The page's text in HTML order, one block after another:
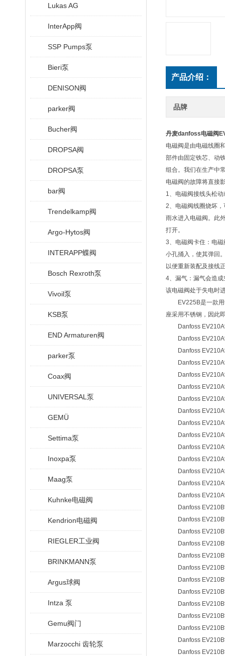
Lukas AG
InterApp阀
SSP Pumps泵
Bieri泵
DENISON阀
parker阀
Bucher阀
DROPSA阀
DROPSA泵
bar阀
Trendelkamp阀
Argo-Hytos阀
INTERAPP蝶阀
Bosch Rexroth泵
Vivoil泵
KSB泵
END Armaturen阀
parker泵
Coax阀
UNIVERSAL泵
GEMÜ
Settima泵
Inoxpa泵
Maag泵
Kuhnke电磁阀
Kendrion电磁阀
RIEGLER工业阀
BRINKMANN泵
Argus球阀
Intza 泵
Gemu阀门
Marzocchi 齿轮泵
产品介绍：
品牌
丹麦danfoss电磁阀
电磁阀是由电磁线圈
部件由固定铁芯、动
组合。我们在生产中
电磁阀的故障将直接
1、电磁阀接线头松
2、电磁阀线圈烧坏
雨水进入电磁阀。此
打开。
3、电磁阀卡住：电
小孔捅入，使其弹回
以便重新装配及接线
4、漏气：漏气会造
该电磁阀处于失电时
EV225B是一款用于
座采用不锈钢，因此
Danfoss EV210A
Danfoss EV210A
Danfoss EV210A
Danfoss EV210A
Danfoss EV210A
Danfoss EV210A
Danfoss EV210A
Danfoss EV210A
Danfoss EV210A
Danfoss EV210A
Danfoss EV210A
Danfoss EV210A
Danfoss EV210A
Danfoss EV210A
Danfoss EV210A
Danfoss EV210B
Danfoss EV210B
Danfoss EV210B
Danfoss EV210B
Danfoss EV210B
Danfoss EV210B
Danfoss EV210B
Danfoss EV210B
Danfoss EV210B
Danfoss EV210B
Danfoss EV210B
Danfoss EV210B
Danfoss EV210B